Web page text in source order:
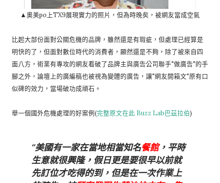
▲奧美po上TX9展現實力的照片，但為時晚矣，被網友當成空氣
比起大部份面對公關危機的品牌，雖然還是有瑕疵，但處理已經算是
明快的了，但面對數位時代的消費者，顯然還是不夠，除了被來自四
面八方，術業有專攻的網友看破了品牌主與廣告公司聯手"做廣告"的手
腳之外，論壇上的廣編稿也被視為變體的廣告，讓"網友開箱文"原有口
似碑的效力，當場破功成頑石。
舉一個國外危機處理的好案例(完整原文在此 Buzz Lab巴茲拉伯)
美國有一家在當地相當知名餐館，平時
生意就很興隆，假日更是要很早以前就
先訂位才吃得的到，但是在一次作業上